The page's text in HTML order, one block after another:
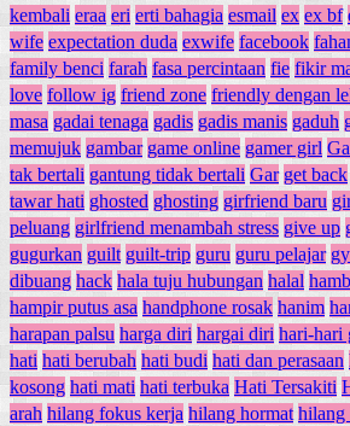
kembali eraa eri erti bahagia esmail ex ex bf
wife expectation duda exwife facebook
family benci farah fasa percintaan fie fikir
love follow ig friend zone friendly dengan
masa gadai tenaga gadis gadis manis gaduh
memujuk gambar game online gamer girl
tak bertali gantung tidak bertali Gar get back
tawar hati ghosted ghosting girfriend baru
peluang girlfriend menambah stress give up
gugurkan guilt guilt-trip guru guru pelajar
dibuang hack hala tuju hubungan halal
hampir putus asa handphone rosak hanim
harapan palsu harga diri hargai diri hari-hari
hati hati berubah hati budi hati dan perasaan
kosong hati mati hati terbuka Hati Tersakiti
arah hilang fokus kerja hilang hormat hilang